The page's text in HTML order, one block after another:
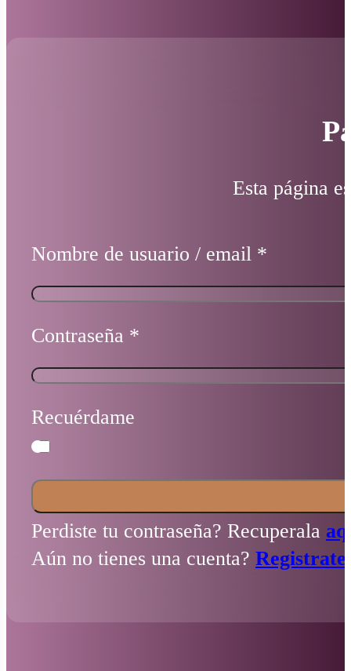
Esta página
Nombre de usuario / email *
Contraseña *
Recuérdame
Perdiste tu contraseña? Recuperala
Aún no tienes una cuenta?